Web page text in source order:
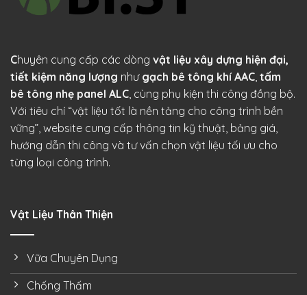
Chuyên cung cấp các dòng vật liệu xây dựng hiện đại,
tiết kiệm năng lượng như gạch bê tông khí AAC, tấm
bê tông nhẹ panel ALC, cùng phụ kiện thi công đồng bộ.
Với tiêu chí “vật liệu tốt là nền tảng cho công trình bền
vững”, website cung cấp thông tin kỹ thuật, bảng giá,
hướng dẫn thi công và tư vấn chọn vật liệu tối ưu cho
từng loại công trình.
Vật Liệu Thân Thiện
Vữa Chuyên Dụng
Chống Thấm